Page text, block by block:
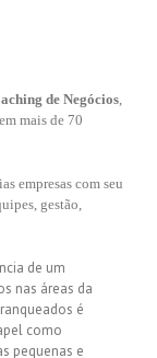
de Negócios,
mais de 70
empresas com seu
gestão,
de um
nas áreas da
é
como
pequenas e